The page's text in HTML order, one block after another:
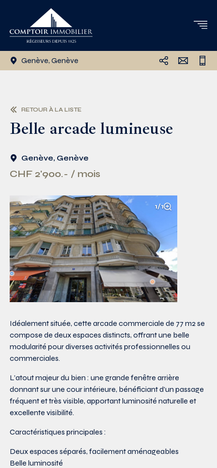
Genève, Genève
RETOUR À LA LISTE
Belle arcade lumineuse
Genève, Genève
CHF 2'900.- / mois
1/1
Idéalement située, cette arcade commerciale de 77 m2 se
compose de deux espaces distincts, offrant une belle
modularité pour diverses activités professionnelles ou
commerciales.
L’atout majeur du bien : une grande fenêtre arrière
donnant sur une cour intérieure, bénéficiant d’un passage
fréquent et très visible, apportant luminosité naturelle et
excellente visibilité.
Caractéristiques principales :
Deux espaces séparés, facilement aménageables
Belle luminosité